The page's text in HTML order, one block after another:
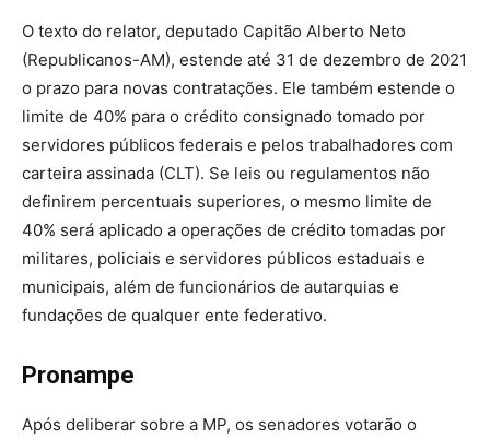
O texto do relator, deputado Capitão Alberto Neto
(Republicanos-AM), estende até 31 de dezembro de 2021
o prazo para novas contratações. Ele também estende o
limite de 40% para o crédito consignado tomado por
servidores públicos federais e pelos trabalhadores com
carteira assinada (CLT). Se leis ou regulamentos não
definirem percentuais superiores, o mesmo limite de
40% será aplicado a operações de crédito tomadas por
militares, policiais e servidores públicos estaduais e
municipais, além de funcionários de autarquias e
fundações de qualquer ente federativo.
Pronampe
Após deliberar sobre a MP, os senadores votarão o